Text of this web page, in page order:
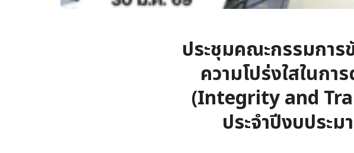
ประชุมคณะกรรมกา
ความโปร่งใสในก
(Integrity and
ประจำปีงบประ